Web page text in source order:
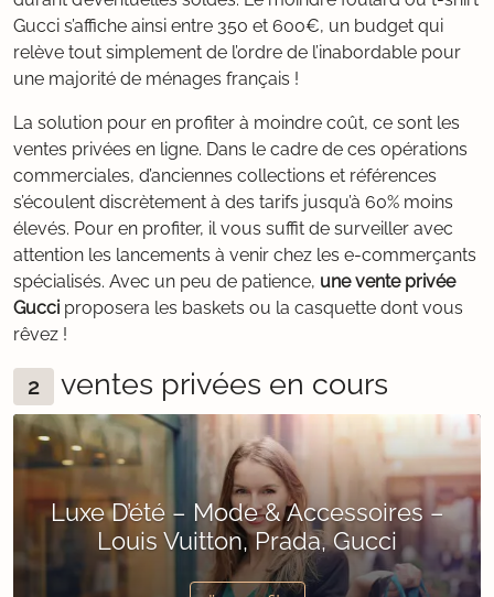
Gucci s’affiche ainsi entre 350 et 600€, un budget qui
relève tout simplement de l’ordre de l’inabordable pour
une majorité de ménages français !
La solution pour en profiter à moindre coût, ce sont les
ventes privées en ligne. Dans le cadre de ces opérations
commerciales, d’anciennes collections et références
s’écoulent discrètement à des tarifs jusqu’à 60% moins
élevés. Pour en profiter, il vous suffit de surveiller avec
attention les lancements à venir chez les e-commerçants
spécialisés. Avec un peu de patience, une vente privée
Gucci proposera les baskets ou la casquette dont vous
rêvez !
2 ventes privées en cours
Luxe D’été – Mode & Accessoires –
Louis Vuitton, Prada, Gucci